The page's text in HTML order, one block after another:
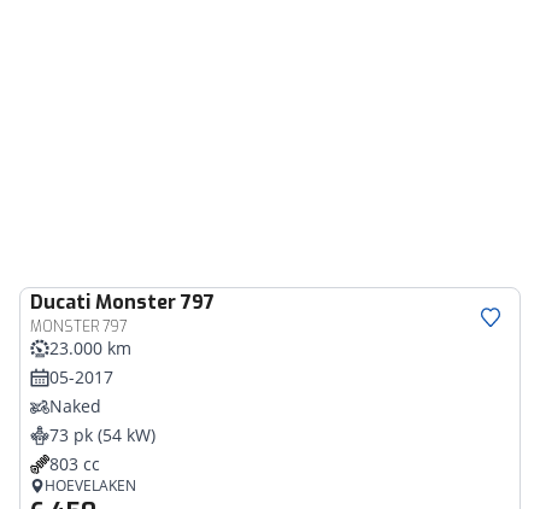
DucatiMonster 797
MONSTER 797
23.000 km
05-2017
Naked
73 pk (54 kW)
803 cc
HOEVELAKEN